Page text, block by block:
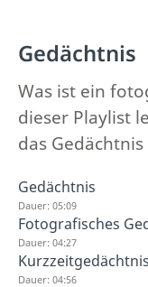
Gedächtnis
Was ist ein
dieser Playlist
das
Gedächtnis
Dauer: 05:09
Fotografisches
Dauer: 04:27
Dauer: 04:56